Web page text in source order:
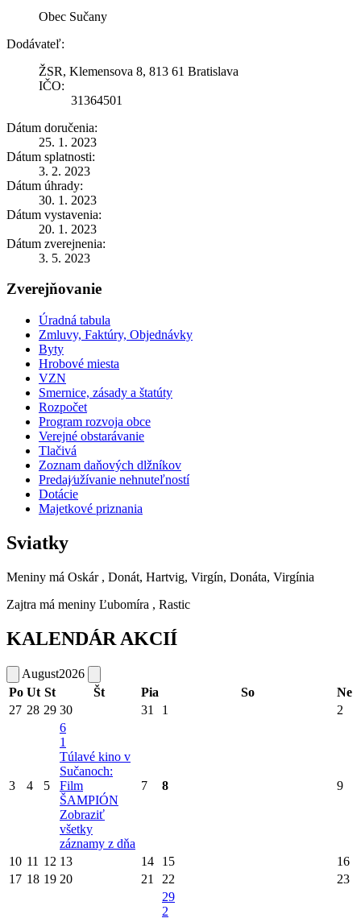
Obec Sučany
Dodávateľ:
ŽSR, Klemensova 8, 813 61 Bratislava
IČO:
31364501
Dátum doručenia:
25. 1. 2023
Dátum splatnosti:
3. 2. 2023
Dátum úhrady:
30. 1. 2023
Dátum vystavenia:
20. 1. 2023
Dátum zverejnenia:
3. 5. 2023
Zverejňovanie
Úradná tabula
Zmluvy, Faktúry, Objednávky
Byty
Hrobové miesta
VZN
Smernice, zásady a štatúty
Rozpočet
Program rozvoja obce
Verejné obstarávanie
Tlačivá
Zoznam daňových dlžníkov
Predaj⁄užívanie nehnuteľností
Dotácie
Majetkové priznania
Sviatky
Meniny má Oskár , Donát, Hartvig, Virgín, Donáta, Virgínia
Zajtra má meniny Ľubomíra , Rastic
KALENDÁR AKCIÍ
August2026
Po Ut St Št Pia So
Ne
27 28 29 30 31 1 2
3 4 5
6
1
Túlavé kino v
Sučanoch:
Film
ŠAMPIÓN
Zobraziť
všetky
záznamy z dňa
7 8 9
10 11 12 13 14 15
16
17 18 19 20 21 22
23
29
2